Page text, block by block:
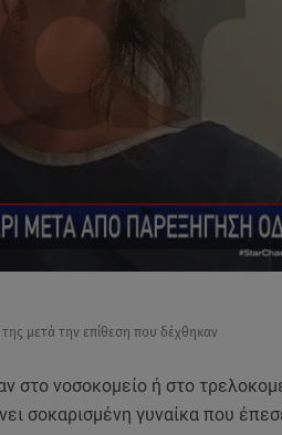
μετά την επίθεση που δέχθηκαν
στο νοσοκομείο ή στο
σοκαρισμένη γυναίκα που